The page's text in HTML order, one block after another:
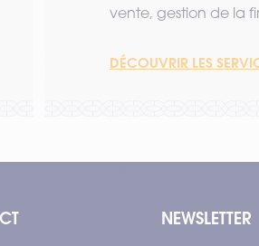
vente, gestion de la
DÉCOUVRIR LES
NEWSLETTER